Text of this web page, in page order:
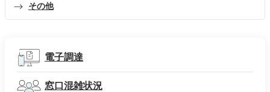
その他
電子調達
窓口混雑状況